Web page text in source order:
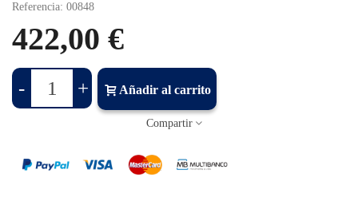
Referencia: 00848
422,00 €
- + Añadir al carrito
Compartir